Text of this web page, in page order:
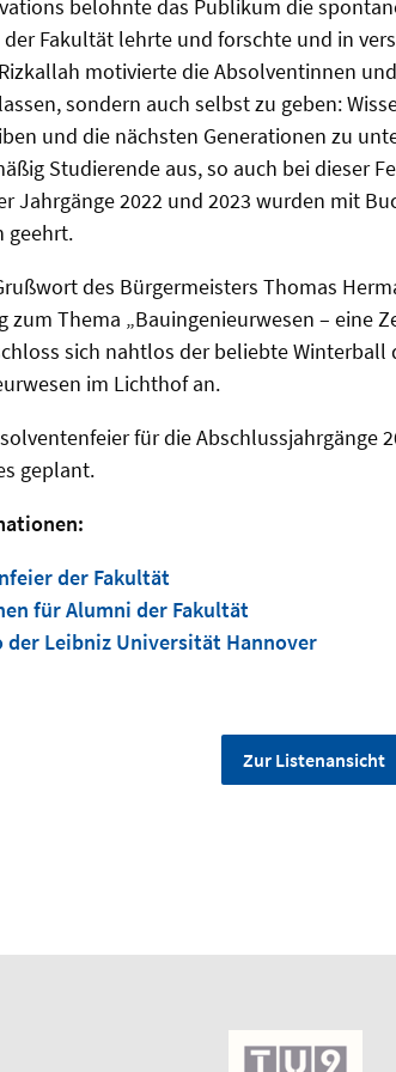
belohnte das Publikum die
Fakultät lehrte und forschte und in
motivierte die Absolventinnen
sondern auch selbst zu geben:
und die nächsten Generationen zu
Studierende aus, so auch bei dieser
Jahrgänge 2022 und 2023 wurden mit
geehrt.
des Bürgermeisters Thomas
zum Thema „Bauingenieurwesen – eine
sich nahtlos der beliebte Winterball
im Lichthof an.
für die Abschlussjahrgänge
geplant.
der Fakultät
für Alumni der Fakultät
der Leibniz Universität Hannover
Zur Listenansicht